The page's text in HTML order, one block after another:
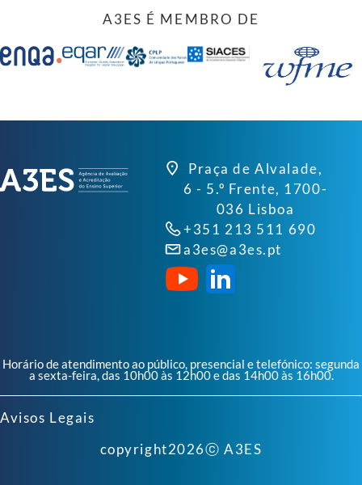
A3ES É MEMBRO DE
Praça de Alvalade,
6 - 5.º Frente, 1700-
036 Lisboa
+351 213 511 690
a3es@a3es.pt
Horário de atendimento ao público, presencial e telefónico: segunda
a sexta-feira, das 10h00 às 12h00 e das 14h00 às 16h00.
Avisos Legais
copyright2026ⓒ A3ES